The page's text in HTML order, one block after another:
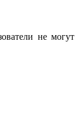
не могут